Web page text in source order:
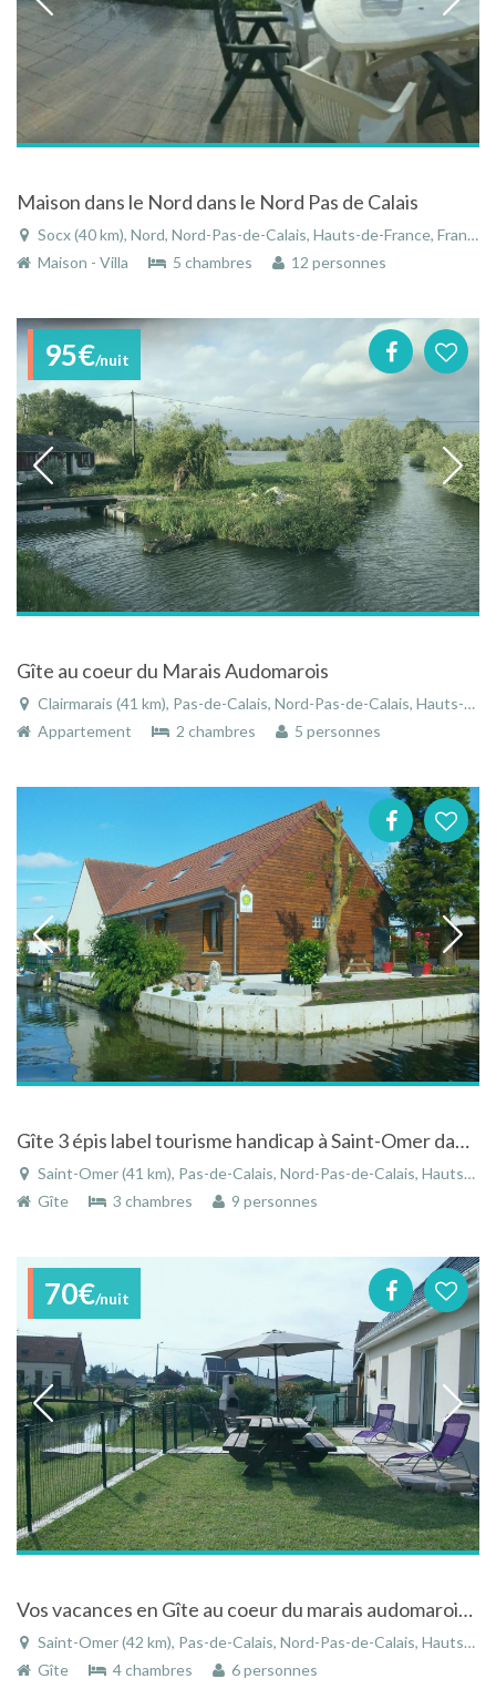
Maison dans le Nord dans le Nord Pas de Calais
Socx (40 km), Nord, Nord-Pas-de-Calais, Hauts-de-France, France
Maison - Villa
5 chambres 12 personnes
95€/nuit
Gîte au coeur du Marais Audomarois
Clairmarais (41 km), Pas-de-Calais, Nord-Pas-de-Calais, Hauts-de-France, France
Appartement
2 chambres 5 personnes
Gîte 3 épis label tourisme handicap à Saint-Omer dans le Nord-de-Pas-de-Calais
Saint-Omer (41 km), Pas-de-Calais, Nord-Pas-de-Calais, Hauts-de-France, France
Gîte
3 chambres 9 personnes
70€/nuit
Vos vacances en Gîte au coeur du marais audomarois à Saint-Omer dans le Pas-de-Calais
Saint-Omer (42 km), Pas-de-Calais, Nord-Pas-de-Calais, Hauts-de-France, France
Gîte
4 chambres 6 personnes